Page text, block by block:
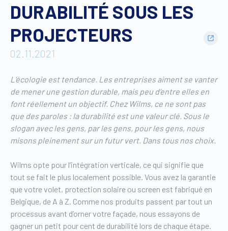
DURABILITÉ SOUS LES
PROJECTEURS
02.11.2021
L’écologie est tendance. Les entreprises aiment se vanter
de mener une gestion durable, mais peu d’entre elles en
font réellement un objectif. Chez Wilms, ce ne sont pas
que des paroles : la durabilité est une valeur clé. Sous le
slogan avec les gens, par les gens, pour les gens, nous
misons pleinement sur un futur vert. Dans tous nos choix.
Wilms opte pour l’intégration verticale, ce qui signifie que
tout se fait le plus localement possible. Vous avez la garantie
que votre volet, protection solaire ou screen est fabriqué en
Belgique, de A à Z. Comme nos produits passent par tout un
processus avant d’orner votre façade, nous essayons de
gagner un petit pour cent de durabilité lors de chaque étape.